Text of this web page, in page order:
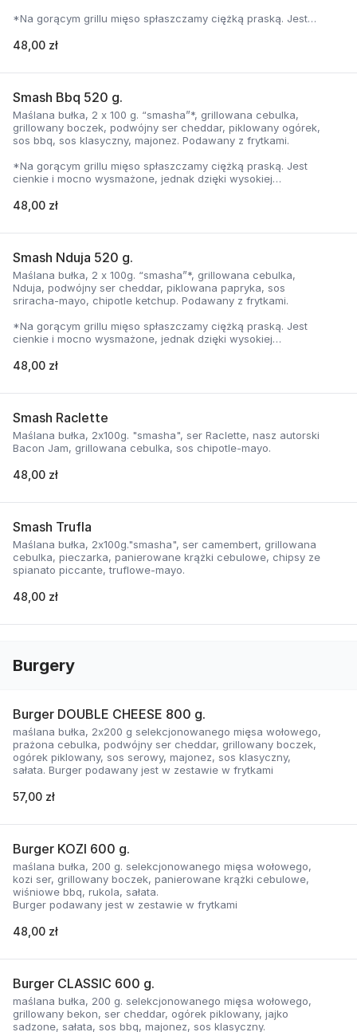
*Na gorącym grillu mięso spłaszczamy ciężką praską. Jest
temperaturze, zyskuje jednocześnie chrupiąca skorupkę i
48,00 zł
Smash Bbq 520 g.
Maślana bułka, 2 x 100 g. “smasha”*, grillowana cebulka,
grillowany boczek, podwójny ser cheddar, piklowany ogórek,
sos bbq, sos klasyczny, majonez. Podawany z frytkami.
*Na gorącym grillu mięso spłaszczamy ciężką praską. Jest
cienkie i mocno wysmażone, jednak dzięki wysokiej
delikatną soczystość.
48,00 zł
Smash Nduja 520 g.
Maślana bułka, 2 x 100g. “smasha”*, grillowana cebulka,
Nduja, podwójny ser cheddar, piklowana papryka, sos
sriracha-mayo, chipotle ketchup. Podawany z frytkami.
*Na gorącym grillu mięso spłaszczamy ciężką praską. Jest
cienkie i mocno wysmażone, jednak dzięki wysokiej
delikatną soczystość.
48,00 zł
Smash Raclette
Maślana bułka, 2x100g. "smasha", ser Raclette, nasz autorski
Bacon Jam, grillowana cebulka, sos chipotle-mayo.
48,00 zł
Smash Trufla
Maślana bułka, 2x100g."smasha", ser camembert, grillowana
cebulka, pieczarka, panierowane krążki cebulowe, chipsy ze
spianato piccante, truflowe-mayo.
48,00 zł
Burgery
Burger DOUBLE CHEESE 800 g.
maślana bułka, 2x200 g selekcjonowanego mięsa wołowego,
prażona cebulka, podwójny ser cheddar, grillowany boczek,
ogórek piklowany, sos serowy, majonez, sos klasyczny,
sałata. Burger podawany jest w zestawie w frytkami
57,00 zł
Burger KOZI 600 g.
maślana bułka, 200 g. selekcjonowanego mięsa wołowego,
kozi ser, grillowany boczek, panierowane krążki cebulowe,
wiśniowe bbq, rukola, sałata.
Burger podawany jest w zestawie w frytkami
48,00 zł
Burger CLASSIC 600 g.
maślana bułka, 200 g. selekcjonowanego mięsa wołowego,
grillowany bekon, ser cheddar, ogórek piklowany, jajko
sadzone, sałata, sos bbq, majonez, sos klasyczny.